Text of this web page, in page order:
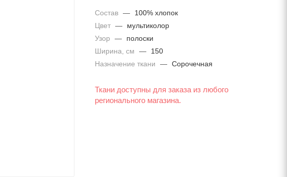
Состав —
100% хлопок
Цвет —
мультиколор
Узор
—
полоски
Ширина, см
—
150
Назначение ткани
— Сорочечная
Ткани доступны для заказа из любого
регионального магазина.